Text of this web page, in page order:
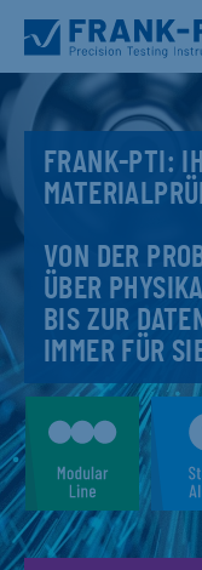
FRANK-PTI:
VON DER
ÜBER
BIS ZUR
IMMER FÜR